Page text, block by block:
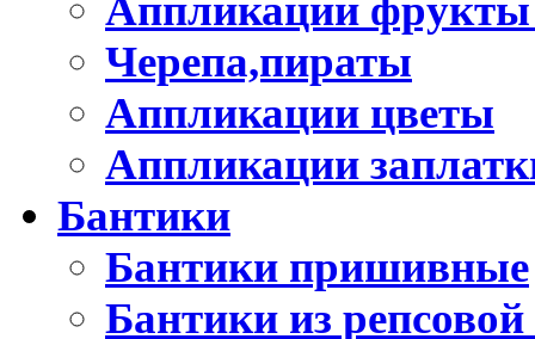
Аппликации
Черепа,пираты
Аппликации цветы
Аппликации
Бантики
Бантики пришивные
Бантики из